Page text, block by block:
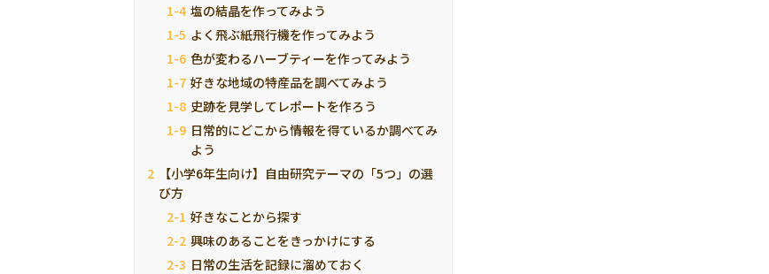
塩の結晶を作ってみよう
よく飛ぶ紙飛行機を作ってみよう
色が変わるハーブティーを作ってみよう
好きな地域の特産品を調べてみよう
史跡を見学してレポートを作ろう
日常的にどこから情報を得ているか調べてみ
よう
【小学6年生向け】自由研究テーマの「5つ」の選
び方
好きなことから探す
興味のあることをきっかけにする
日常の生活を記録に溜めておく